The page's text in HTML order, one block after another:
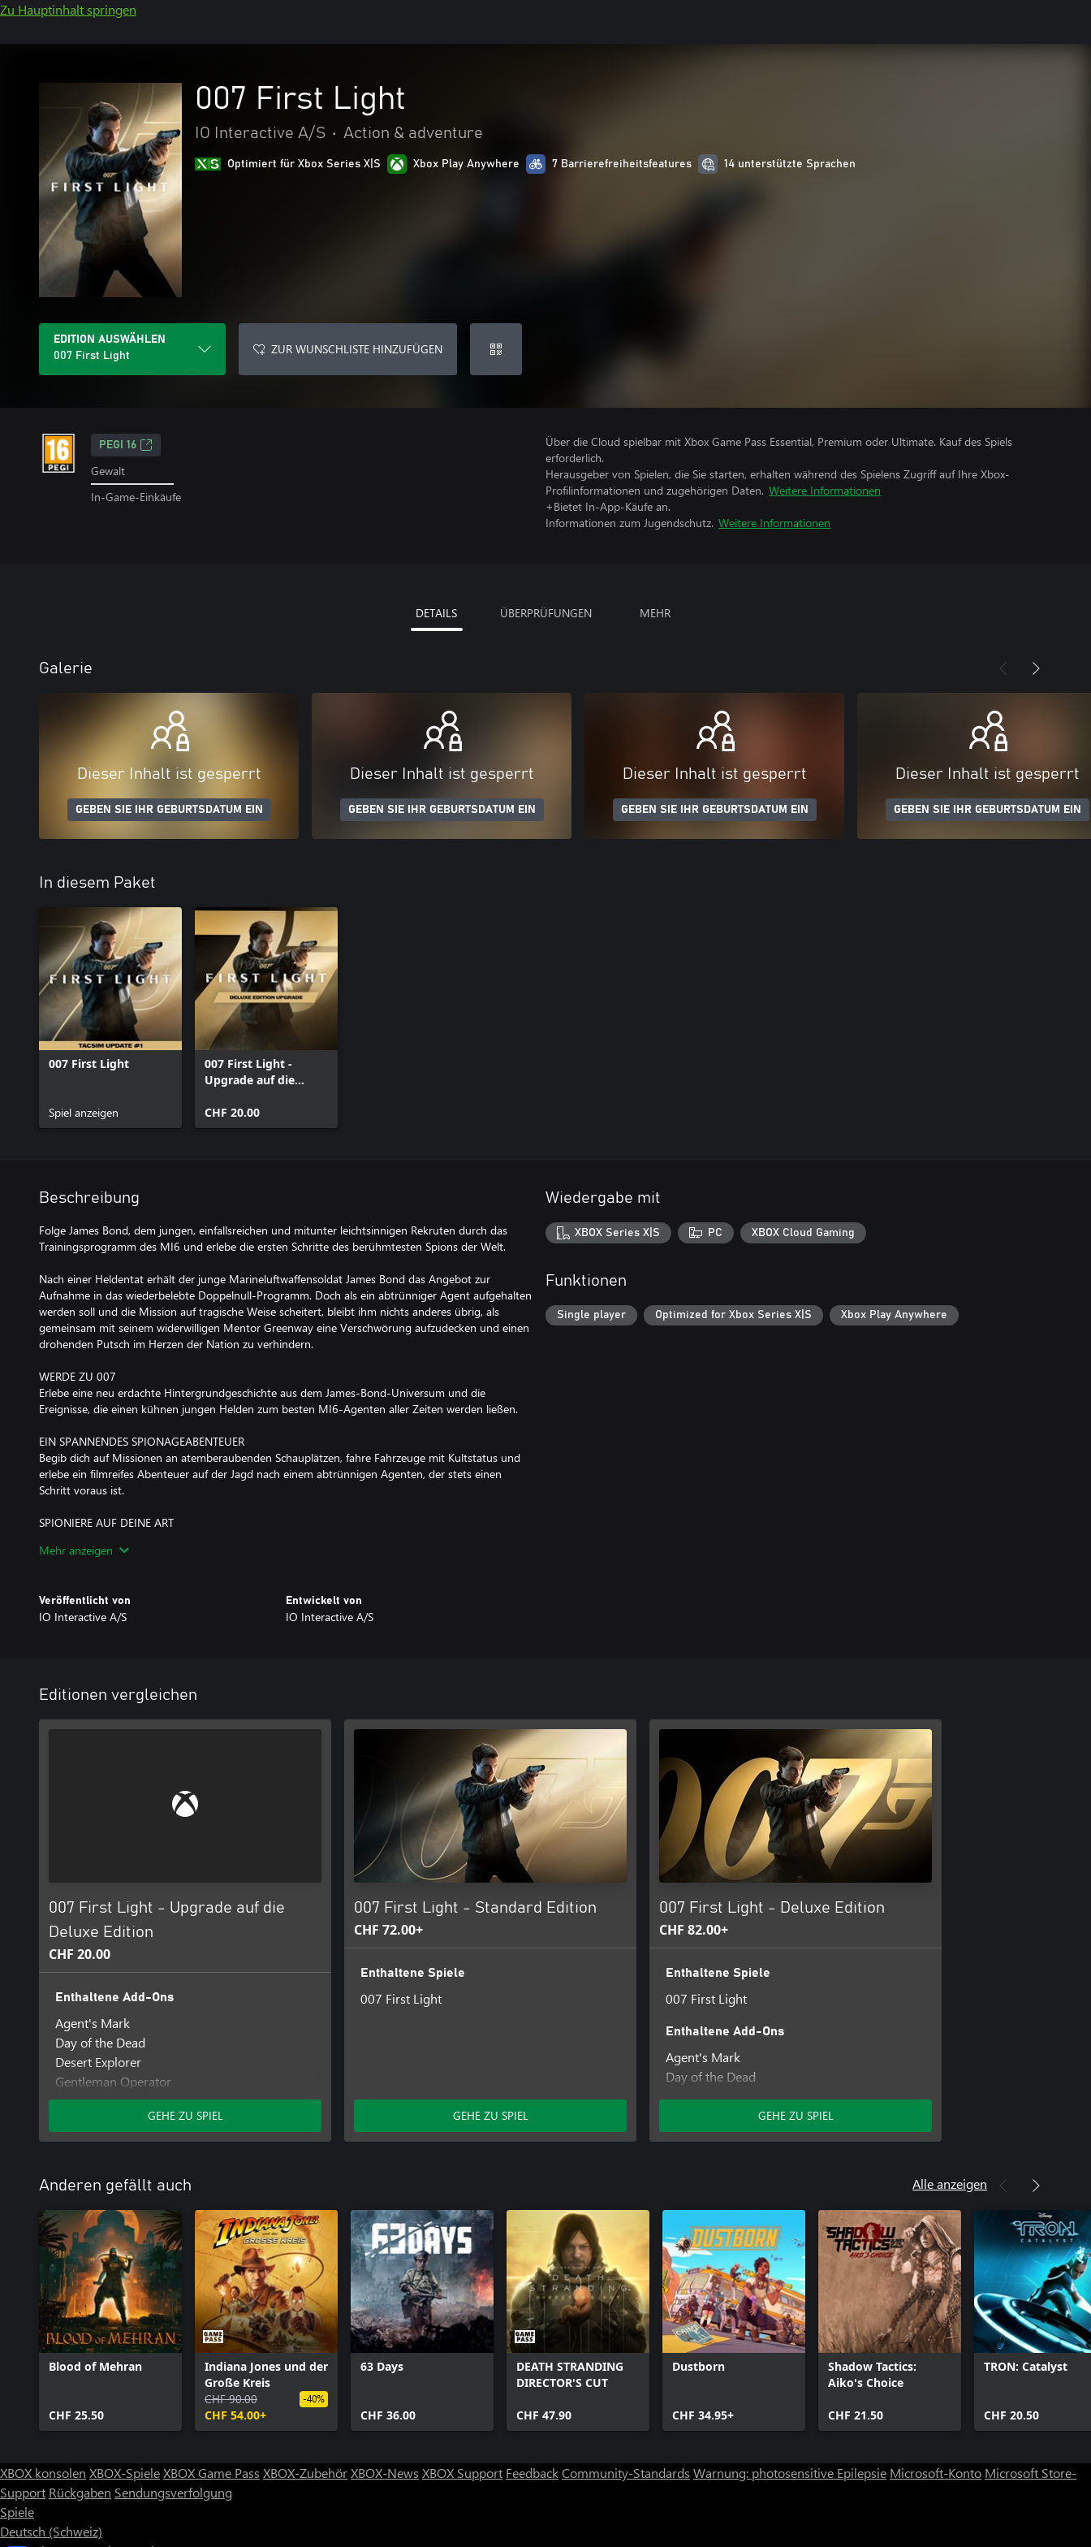
Zu Hauptinhalt springen
007 First Light
IO Interactive A/S • Action & adventure
Optimiert für Xbox Series X|S Xbox Play Anywhere 7 Barrierefreiheitsfeatures 14 unterstützte Sprachen
EDITION AUSWÄHLEN
007 First Light
ZUR WUNSCHLISTE HINZUFÜGEN
PEGI 16
Gewalt
In-Game-Einkäufe
Über die Cloud spielbar mit Xbox Game Pass Essential, Premium oder Ultimate. Kauf des Spiels
erforderlich.
Herausgeber von Spielen, die Sie starten, erhalten während des Spielens Zugriff auf Ihre Xbox-
Profilinformationen und zugehörigen Daten. Weitere Informationen
+Bietet In-App-Käufe an.
Informationen zum Jugendschutz. Weitere Informationen
DETAILS ÜBERPRÜFUNGEN MEHR
Galerie
Dieser Inhalt ist gesperrt
GEBEN SIE IHR GEBURTSDATUM EIN
Dieser Inhalt ist gesperrt
GEBEN SIE IHR GEBURTSDATUM EIN
Dieser Inhalt ist gesperrt
GEBEN SIE IHR GEBURTSDATUM EIN
Dieser Inhalt ist gesperrt
GEBEN SIE IHR GEBURTSDATUM EIN
In diesem Paket
007 First Light
Spiel anzeigen
007 First Light -
Upgrade auf die
CHF 20.00
Beschreibung
Folge James Bond, dem jungen, einfallsreichen und mitunter leichtsinnigen Rekruten durch das
Trainingsprogramm des MI6 und erlebe die ersten Schritte des berühmtesten Spions der Welt.
Nach einer Heldentat erhält der junge Marineluftwaffensoldat James Bond das Angebot zur
Aufnahme in das wiederbelebte Doppelnull-Programm. Doch als ein abtrünniger Agent aufgehalten
werden soll und die Mission auf tragische Weise scheitert, bleibt ihm nichts anderes übrig, als
gemeinsam mit seinem widerwilligen Mentor Greenway eine Verschwörung aufzudecken und einen
drohenden Putsch im Herzen der Nation zu verhindern.
WERDE ZU 007
Erlebe eine neu erdachte Hintergrundgeschichte aus dem James-Bond-Universum und die
Ereignisse, die einen kühnen jungen Helden zum besten MI6-Agenten aller Zeiten werden ließen.
EIN SPANNENDES SPIONAGEABENTEUER
Begib dich auf Missionen an atemberaubenden Schauplätzen, fahre Fahrzeuge mit Kultstatus und
erlebe ein filmreifes Abenteuer auf der Jagd nach einem abtrünnigen Agenten, der stets einen
Schritt voraus ist.
SPIONIERE AUF DEINE ART
einzudringen, oder führe die Wachen hinters Licht – die Herangehensweise bestimmst allein du.
Stell deine Fähigkeiten auf die Probe und spiele deine Lieblingsmissionen mehrmals mit zusätzlichen
Modifikatoren – für grenzenloses Spionagevergnügen!
Mehr anzeigen
Veröffentlicht von
IO Interactive A/S
Entwickelt von
IO Interactive A/S
Wiedergabe mit
XBOX Series X|S PC XBOX Cloud Gaming
Funktionen
Single player Optimized for Xbox Series X|S Xbox Play Anywhere
Editionen vergleichen
007 First Light - Upgrade auf die
Deluxe Edition
CHF 20.00
Enthaltene Add-Ons
Agent's Mark
Day of the Dead
Desert Explorer
Gentleman Operator
Gleaming Earphones
Gleaming Lighter
Gleaming Pen
Silent Anchor
GEHE ZU SPIEL
007 First Light - Standard Edition
CHF 72.00+
Enthaltene Spiele
007 First Light
GEHE ZU SPIEL
007 First Light - Deluxe Edition
CHF 82.00+
Enthaltene Spiele
007 First Light
Enthaltene Add-Ons
Agent's Mark
Day of the Dead
Desert Explorer
Gentleman Operator
Gleaming Earphones
Silent Anchor
GEHE ZU SPIEL
Anderen gefällt auch Alle anzeigen
Blood of Mehran
CHF 25.50
Indiana Jones und der
Große Kreis
CHF 90.00
CHF 54.00+
-40%
63 Days
CHF 36.00
DEATH STRANDING
DIRECTOR'S CUT
CHF 47.90
Dustborn
CHF 34.95+
Shadow Tactics:
Aiko's Choice
CHF 21.50
TRON: Catalyst
CHF 20.50
XBOX konsolen XBOX-SpieleXBOX Game Pass XBOX-ZubehörXBOX-News XBOX Support FeedbackCommunity-Standards Warnung: photosensitive Epilepsie Microsoft-Konto Microsoft Store-
Support Rückgaben Sendungsverfolgung
Spiele
Deutsch (Schweiz)